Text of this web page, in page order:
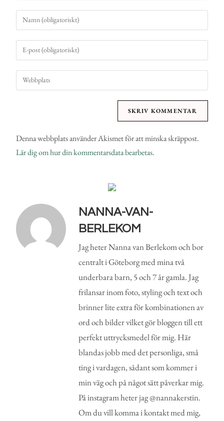
Denna webbplats använder Akismet för att minska skräppost.
Lär dig om hur din kommentarsdata bearbetas.
NANNA-VAN-
BERLEKOM
Jag heter Nanna van Berlekom och bor
centralt i Göteborg med mina två
underbara barn, 5 och 7 år gamla. Jag
frilansar inom foto, styling och text och
brinner lite extra för kombinationen av
ord och bilder vilket gör bloggen till ett
perfekt uttrycksmedel för mig. Här
blandas jobb med det personliga, små
ting i vardagen, sådant som kommer i
min väg och på något sätt påverkar mig.
På instagram heter jag @nannakerstin.
Om du vill komma i kontakt med mig,